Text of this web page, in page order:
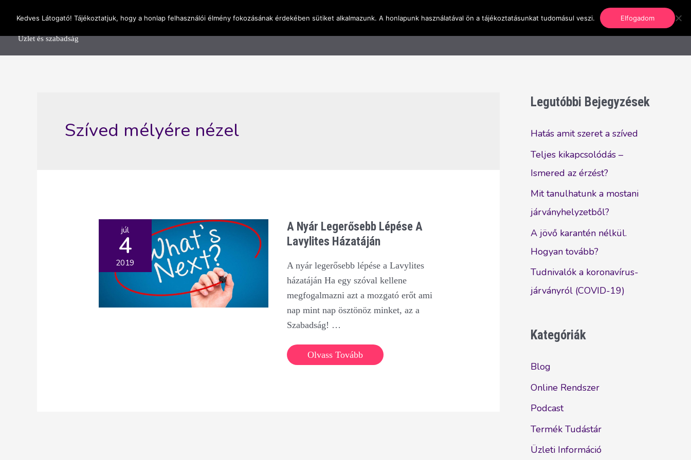
content
OnlineSeedsMan
Üzlet és szabadság
Kapcsolat
Szíved mélyére nézel
júl
4
2019
A Nyár Legerősebb Lépése A
Lavylites Házatáján
A nyár legerősebb lépése a Lavylites
házatáján Ha egy szóval kellene
megfogalmazni azt a mozgató erőt ami
nap mint nap ösztönöz minket, az a
Szabadság! …
A
Olvass Tovább
Legutóbbi Bejegyzések
Hatás amit szeret a szíved
Teljes kikapcsolódás –
Ismered az érzést?
Mit tanulhatunk a mostani
járványhelyzetből?
A jövő karantén nélkül.
Hogyan tovább?
Tudnivalók a koronavírus-
járványról (COVID-19)
Kategóriák
Blog
Online Rendszer
Podcast
Termék Tudástár
Üzleti Információ
Kedves Látogató! Tájékoztatjuk, hogy a honlap felhasználói élmény fokozásának érdekében sütiket alkalmazunk. A honlapunk használatával ön a tájékoztatásunkat tudomásul veszi. Elfogadom